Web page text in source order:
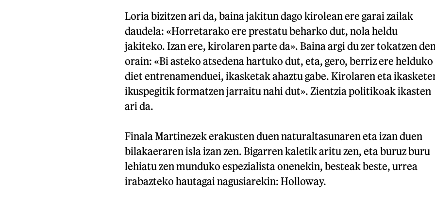
Loria bizitzen ari da, baina jakitun dago kirolean ere garai zailak
daudela: «Horretarako ere prestatu beharko dut, nola heldu
jakiteko. Izan ere, kirolaren parte da». Baina argi du zer tokatzen
orain: «Bi asteko atsedena hartuko dut, eta, gero, berriz ere helduko
diet entrenamenduei, ikasketak ahaztu gabe. Kirolaren eta
ikuspegitik formatzen jarraitu nahi dut». Zientzia politikoak ikasten
ari da.
Finala Martinezek erakusten duen naturaltasunaren eta izan duen
bilakaeraren isla izan zen. Bigarren kaletik aritu zen, eta buruz buru
lehiatu zen munduko espezialista onenekin, besteak beste, urrea
irabazteko hautagai nagusiarekin: Holloway.